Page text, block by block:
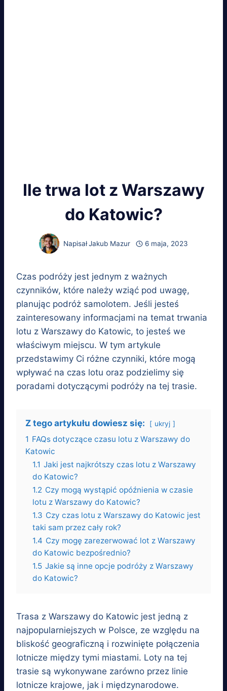
Ile trwa lot z Warszawy
do Katowic?
NapisałJakub Mazur 6 maja, 2023
Czas podróży jest jednym z ważnych
czynników, które należy wziąć pod uwagę,
planując podróż samolotem. Jeśli jesteś
zainteresowany informacjami na temat trwania
lotu z Warszawy do Katowic, to jesteś we
właściwym miejscu. W tym artykule
przedstawimy Ci różne czynniki, które mogą
wpływać na czas lotu oraz podzielimy się
poradami dotyczącymi podróży na tej trasie.
Z tego artykułu dowiesz się: ukryj
1 FAQs dotyczące czasu lotu z Warszawy do
Katowic
1.1 Jaki jest najkrótszy czas lotu z Warszawy
do Katowic?
1.2 Czy mogą wystąpić opóźnienia w czasie
lotu z Warszawy do Katowic?
1.3 Czy czas lotu z Warszawy do Katowic jest
taki sam przez cały rok?
1.4 Czy mogę zarezerwować lot z Warszawy
do Katowic bezpośrednio?
1.5 Jakie są inne opcje podróży z Warszawy
do Katowic?
Trasa z Warszawy do Katowic jest jedną z
najpopularniejszych w Polsce, ze względu na
bliskość geograficzną i rozwinięte połączenia
lotnicze między tymi miastami. Loty na tej
trasie są wykonywane zarówno przez linie
lotnicze krajowe, jak i międzynarodowe.